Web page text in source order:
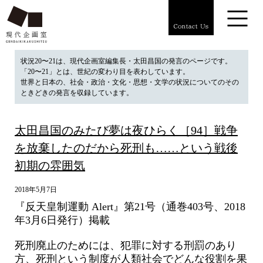
状況20〜21は、現代企画室編集長・太田昌国の発言のページです。
「20〜21」とは、世紀の変わり目を表わしています。
世界と日本の、社会・政治・文化・思想・文学の状況についてのその
ときどきの発言を収録しています。
太田昌国のみたび夢は夜ひらく［94］戦争
を放棄したのだから死刑も……という戦後
初期の雰囲気
2018年5月7日
『反天皇制運動 Alert』第21号（通巻403号、2018
年3月6日発行）掲載
死刑廃止のためには、犯罪に対する刑罰のあり
方、死刑という制度が人類社会でどんな役割を果